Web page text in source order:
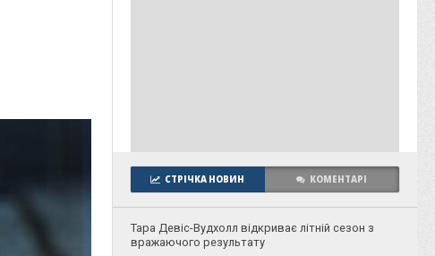
СТРІЧКА НОВИН КОМЕНТАРІ
Тара Девіс-Вудхолл відкриває літній сезон з
вражаючого результату